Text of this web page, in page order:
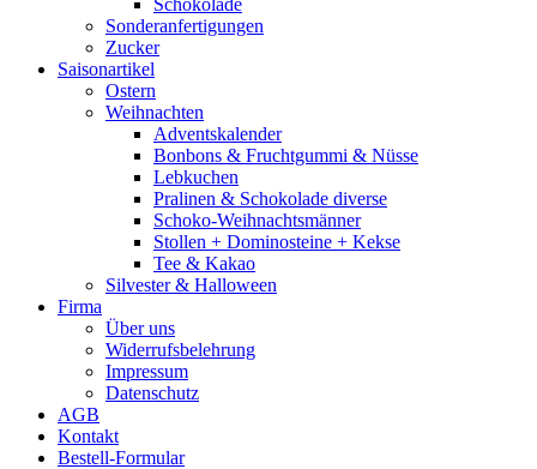
Schokolade
Sonderanfertigungen
Zucker
Saisonartikel
Ostern
Weihnachten
Adventskalender
Bonbons & Fruchtgummi & Nüsse
Lebkuchen
Pralinen & Schokolade diverse
Schoko-Weihnachtsmänner
Stollen + Dominosteine + Kekse
Tee & Kakao
Silvester & Halloween
Firma
Über uns
Widerrufsbelehrung
Impressum
Datenschutz
AGB
Kontakt
Bestell-Formular